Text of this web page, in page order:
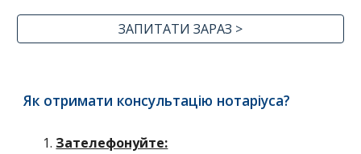
ЗАПИТАТИ ЗАРАЗ >
Як отримати консультацію нотаріуса?
Зателефонуйте: